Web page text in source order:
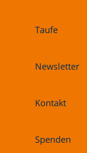
Taufe
Newsletter
Kontakt
Spenden